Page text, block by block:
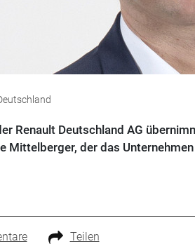
Renault Deutschland AG
Mittelberger, der das
Teilen